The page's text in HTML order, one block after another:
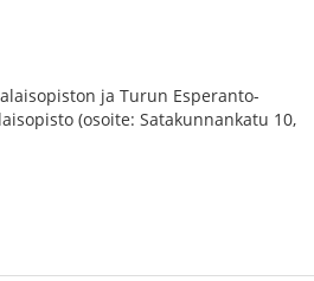
ja Turun Esperanto-
(osoite: Satakunnankatu 10,